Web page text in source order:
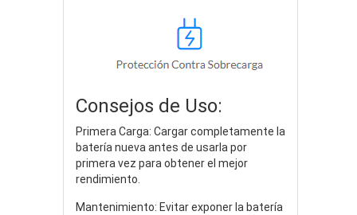
Consejos de Uso:
Primera Carga: Cargar completamente la
batería nueva antes de usarla por
primera vez para obtener el mejor
rendimiento.
Mantenimiento: Evitar exponer la batería